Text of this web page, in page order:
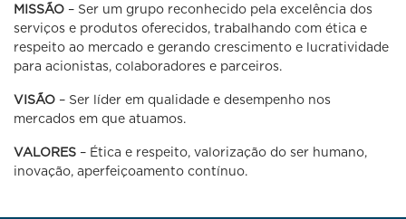
MISSÃO – Ser um grupo reconhecido pela excelência dos
serviços e produtos oferecidos, trabalhando com ética e
respeito ao mercado e gerando crescimento e lucratividade
para acionistas, colaboradores e parceiros.
VISÃO – Ser líder em qualidade e desempenho nos
mercados em que atuamos.
VALORES – Ética e respeito, valorização do ser humano,
inovação, aperfeiçoamento contínuo.